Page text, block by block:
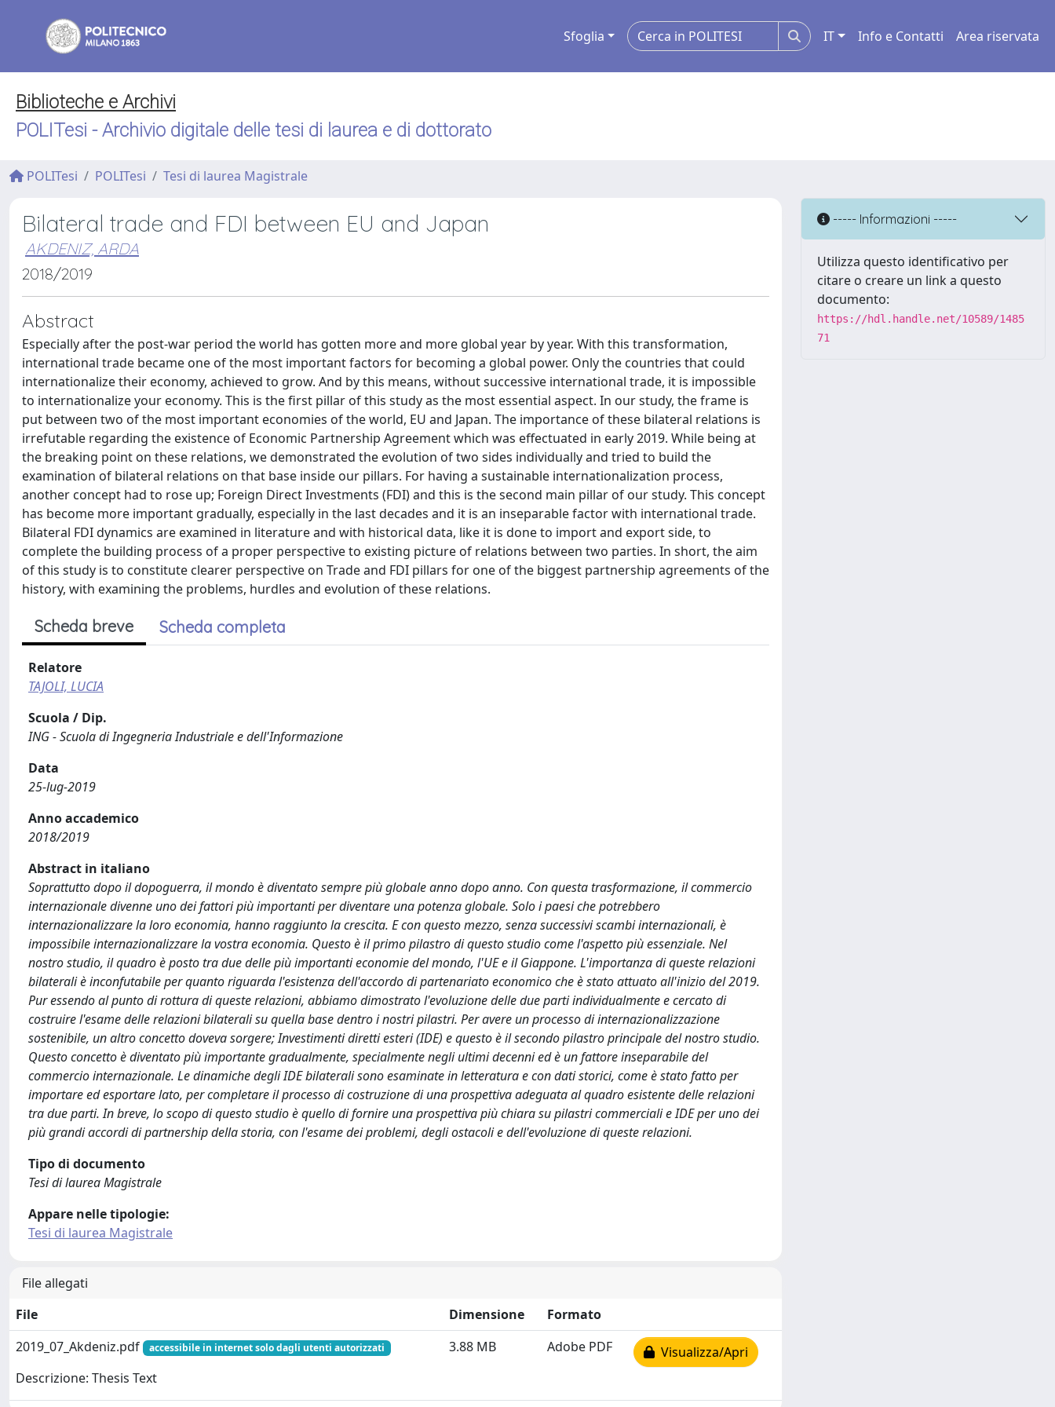
Sfoglia IT Info e Contatti Area riservata
Biblioteche e Archivi
POLITesi - Archivio digitale delle tesi di laurea e di dottorato
POLITesi POLITesi Tesi di laurea Magistrale
Bilateral trade and FDI between EU and Japan
AKDENIZ, ARDA
2018/2019
Abstract
Especially after the post-war period the world has gotten more and more global year by year. With this transformation,
international trade became one of the most important factors for becoming a global power. Only the countries that could
internationalize their economy, achieved to grow. And by this means, without successive international trade, it is impossible
to internationalize your economy. This is the first pillar of this study as the most essential aspect. In our study, the frame is
put between two of the most important economies of the world, EU and Japan. The importance of these bilateral relations is
irrefutable regarding the existence of Economic Partnership Agreement which was effectuated in early 2019. While being at
the breaking point on these relations, we demonstrated the evolution of two sides individually and tried to build the
examination of bilateral relations on that base inside our pillars. For having a sustainable internationalization process,
another concept had to rose up; Foreign Direct Investments (FDI) and this is the second main pillar of our study. This concept
has become more important gradually, especially in the last decades and it is an inseparable factor with international trade.
Bilateral FDI dynamics are examined in literature and with historical data, like it is done to import and export side, to
complete the building process of a proper perspective to existing picture of relations between two parties. In short, the aim
of this study is to constitute clearer perspective on Trade and FDI pillars for one of the biggest partnership agreements of the
history, with examining the problems, hurdles and evolution of these relations.
Scheda breve Scheda completa
Relatore
TAJOLI, LUCIA
Scuola / Dip.
ING - Scuola di Ingegneria Industriale e dell'Informazione
Data
25-lug-2019
Anno accademico
2018/2019
Abstract in italiano
Soprattutto dopo il dopoguerra, il mondo è diventato sempre più globale anno dopo anno. Con questa trasformazione, il commercio
internazionale divenne uno dei fattori più importanti per diventare una potenza globale. Solo i paesi che potrebbero
internazionalizzare la loro economia, hanno raggiunto la crescita. E con questo mezzo, senza successivi scambi internazionali, è
impossibile internazionalizzare la vostra economia. Questo è il primo pilastro di questo studio come l'aspetto più essenziale. Nel
nostro studio, il quadro è posto tra due delle più importanti economie del mondo, l'UE e il Giappone. L'importanza di queste relazioni
bilaterali è inconfutabile per quanto riguarda l'esistenza dell'accordo di partenariato economico che è stato attuato all'inizio del 2019.
Pur essendo al punto di rottura di queste relazioni, abbiamo dimostrato l'evoluzione delle due parti individualmente e cercato di
costruire l'esame delle relazioni bilaterali su quella base dentro i nostri pilastri. Per avere un processo di internazionalizzazione
sostenibile, un altro concetto doveva sorgere; Investimenti diretti esteri (IDE) e questo è il secondo pilastro principale del nostro studio.
Questo concetto è diventato più importante gradualmente, specialmente negli ultimi decenni ed è un fattore inseparabile del
commercio internazionale. Le dinamiche degli IDE bilaterali sono esaminate in letteratura e con dati storici, come è stato fatto per
importare ed esportare lato, per completare il processo di costruzione di una prospettiva adeguata al quadro esistente delle relazioni
tra due parti. In breve, lo scopo di questo studio è quello di fornire una prospettiva più chiara su pilastri commerciali e IDE per uno dei
più grandi accordi di partnership della storia, con l'esame dei problemi, degli ostacoli e dell'evoluzione di queste relazioni.
Tipo di documento
Tesi di laurea Magistrale
Appare nelle tipologie:
Tesi di laurea Magistrale
File allegati
File
Dimensione
Formato
2019_07_Akdeniz.pdf
accessibile in internet solo dagli utenti autorizzati
Descrizione: Thesis Text
3.88 MB Adobe PDF Visualizza/Apri
----- Informazioni -----
Utilizza questo identificativo per
citare o creare un link a questo
documento:
https://hdl.handle.net/10589/1485
71